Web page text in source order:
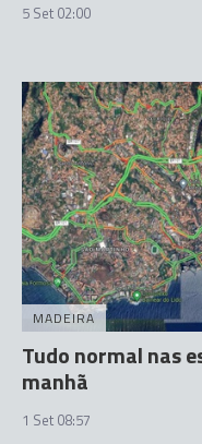
5 Set 02:00
MADEIRA
Tudo normal nas
manhã
1 Set 08:57